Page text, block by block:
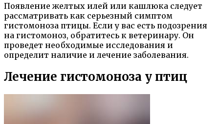
Появление желтых илей или кашлюка следует
рассматривать как серьезный симптом
гистомоноза птицы. Если у вас есть подозрения
на гистомоноз, обратитесь к ветеринару. Он
проведет необходимые исследования и
определит наличие и лечение заболевания.
Лечение гистомоноза у птиц